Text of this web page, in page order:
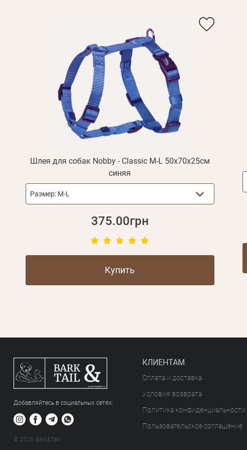
Шлея для собак Nobby - Classic M-L 50х70х25см
синяя
Размер: M-L
375.00грн
Купить
Добавляйтесь в социальных сетяx:
© 2026 Bark&Tail
КЛИЕНТАМ
Оплата и доставка
Условия возврата
Политика конфиденциальности
Пользовательское соглашение